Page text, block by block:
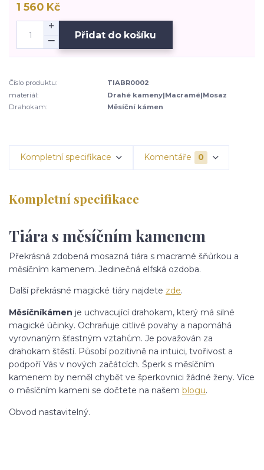
1 560 Kč
Přidat do košíku
Číslo produktu:
TIABR0002
materiál:
Drahé kameny|Macramé|Mosaz
Drahokam:
Měsíční kámen
Kompletní specifikace Komentáře 0
Kompletní specifikace
Tiára s měsíčním kamenem
Překrásná zdobená mosazná tiára s macramé šňůrkou a
měsíčním kamenem. Jedinečná elfská ozdoba.
Další překrásné magické tiáry najdete zde.
Měsíčníkámen je uchvacující drahokam, který má silné
magické účinky. Ochraňuje citlivé povahy a napomáhá
vyrovnaným šťastným vztahům. Je považován za
drahokam štěstí. Působí pozitivně na intuici, tvořivost a
podpoří Vás v nových začátcích. Šperk s měsíčním
kamenem by neměl chybět ve šperkovnici žádné ženy. Více
o měsíčním kameni se dočtete na našem blogu.
Obvod nastavitelný.